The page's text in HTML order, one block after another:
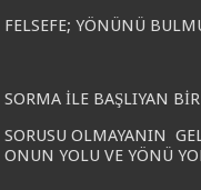
FELSEFE; YÖNÜNÜ
SORMA İLE BAŞLIYAN
SORUSU OLMAYANIN
ONUN YOLU VE YÖNÜ